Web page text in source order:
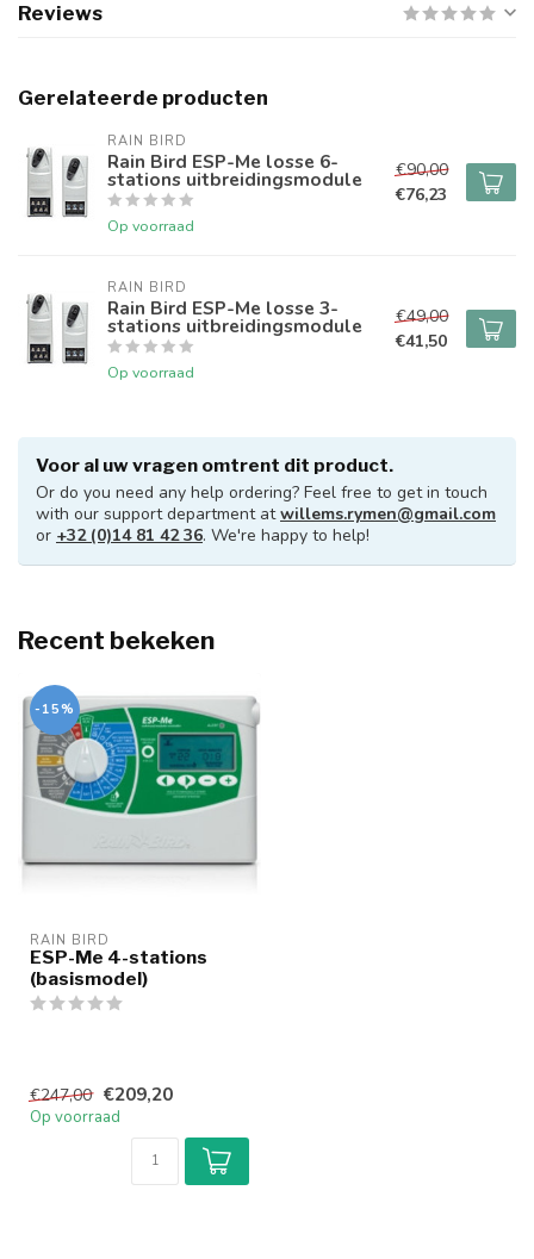
Reviews
Gerelateerde producten
RAIN BIRD
Rain Bird ESP-Me losse 6-
stations uitbreidingsmodule
Op voorraad
€90,00
€76,23
RAIN BIRD
Rain Bird ESP-Me losse 3-
stations uitbreidingsmodule
Op voorraad
€49,00
€41,50
Voor al uw vragen omtrent dit product.
Or do you need any help ordering? Feel free to get in touch
with our support department atwillems.rymen@gmail.com
or +32 (0)14 81 42 36. We're happy to help!
Recent bekeken
-15%
RAIN BIRD
ESP-Me 4-stations
(basismodel)
€247,00 €209,20
Op voorraad
20/07/2026
Beste klanten,
Wij zullen gesloten zijn op maandag 20/07/2026